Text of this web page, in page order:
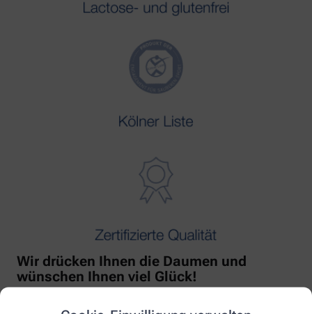
Wir drücken Ihnen die Daumen und
wünschen Ihnen viel Glück!